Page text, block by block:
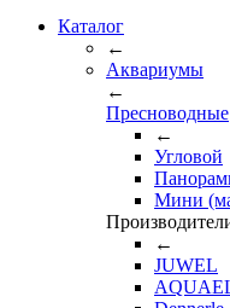
Каталог
←
Аквариумы
←
Пресноводные
←
Угловой
Мини
←
JUWEL